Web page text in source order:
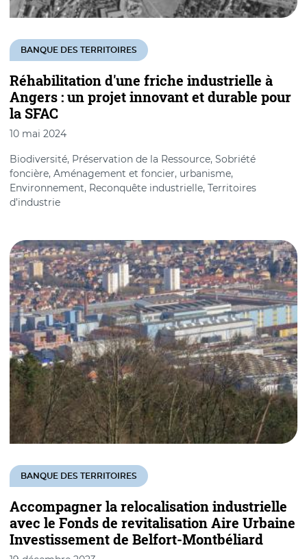
Réhabilitation d'une friche industrielle à
Angers : un projet innovant et durable pour
la SFAC
BANQUE DES TERRITOIRES
10 mai 2024
Biodiversité, Préservation de la Ressource, Sobriété
foncière, Aménagement et foncier, urbanisme,
Environnement, Reconquête industrielle, Territoires
d’industrie
Accompagner la relocalisation industrielle
avec le Fonds de revitalisation Aire Urbaine
Investissement de Belfort-Montbéliard
BANQUE DES TERRITOIRES